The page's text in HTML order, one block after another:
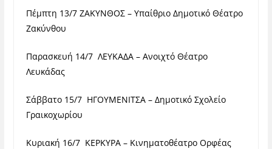
Πέμπτη 13/7 ΖΑΚΥΝΘΟΣ – Υπαίθριο Δημοτικό Θέατρο
Ζακύνθου
Παρασκευή 14/7 ΛΕΥΚΑΔΑ – Ανοιχτό Θέατρο
Λευκάδας
Σάββατο 15/7 ΗΓΟΥΜΕΝΙΤΣΑ – Δημοτικό Σχολείο
Γραικοχωρίου
Κυριακή 16/7 ΚΕΡΚΥΡΑ – Κινηματοθέατρο Ορφέας